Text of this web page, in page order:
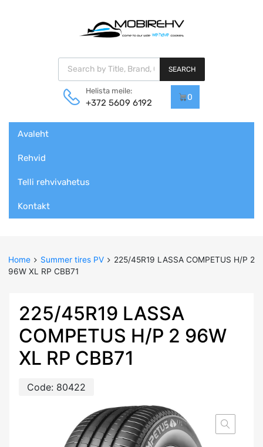
Products search
SEARCH
Helista meile:
+372 5609 6192
0
content
Avaleht
Rehvid
Telli rehvivahetus
Kontakt
Home Summer tires PV
225/45R19 LASSA COMPETUS H/P 2
96W XL RP CBB71
225/45R19 LASSA
COMPETUS H/P 2 96W
XL RP CBB71
Code: 80422